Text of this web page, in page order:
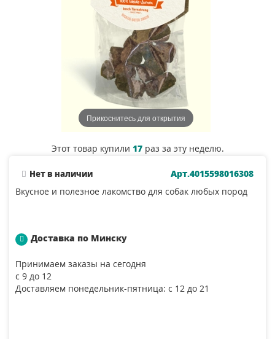
Прикоснитесь для открытия
Этот товар купили 17раз за эту неделю.
Нет в наличии
Арт.4015598016308
Вкусное и полезное лакомство для собак любых пород
Доставка по Минску
Принимаем заказы на сегодня
с 9 до 12
Доставляем понедельник-пятница: с 12 до 21